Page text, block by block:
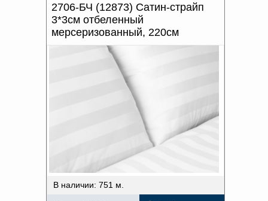
2706-БЧ (12873) Сатин-страйп
3*3см отбеленный
мерсеризованный, 220см
В наличии: 751 м.